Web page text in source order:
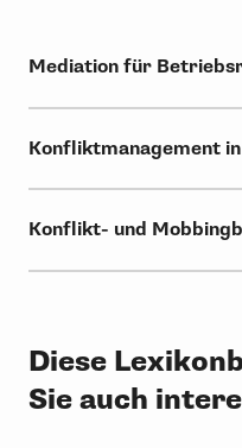
Mediation für
Konfliktmanagement
Konflikt- und
Diese
Sie auch